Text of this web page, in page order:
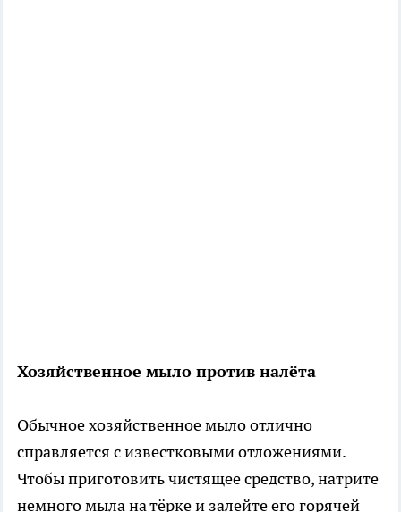
Хозяйственное мыло против налёта
Обычное хозяйственное мыло отлично
справляется с известковыми отложениями.
Чтобы приготовить чистящее средство, натрите
немного мыла на тёрке и залейте его горячей